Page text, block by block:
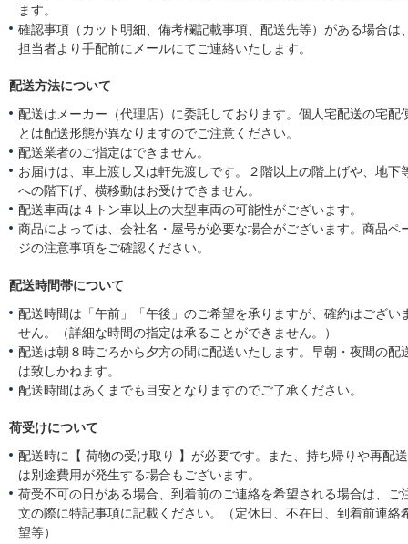
ます。
確認事項（カット明細、備考欄記載事項、配送先等）がある場合は
担当者より手配前にメールにてご連絡いたします。
配送方法について
配送はメーカー（代理店）に委託しております。個人宅配送の宅配
とは配送形態が異なりますのでご注意ください。
配送業者のご指定はできません。
お届けは、車上渡し又は軒先渡しです。２階以上の階上げや、地下
への階下げ、横移動はお受けできません。
配送車両は４トン車以上の大型車両の可能性がございます。
商品によっては、会社名・屋号が必要な場合がございます。商品ペ
ジの注意事項をご確認ください。
配送時間帯について
配送時間は「午前」「午後」のご希望を承りますが、確約はござい
せん。（詳細な時間の指定は承ることができません。）
配送は朝８時ごろから夕方の間に配送いたします。早朝・夜間の配
は致しかねます。
配送時間はあくまでも目安となりますのでご了承ください。
荷受けについて
配送時に【 荷物の受け取り 】が必要です。また、持ち帰りや再配
は別途費用が発生する場合もございます。
荷受不可の日がある場合、到着前のご連絡を希望される場合は、ご
文の際に特記事項に記載ください。（定休日、不在日、到着前連絡
望等）